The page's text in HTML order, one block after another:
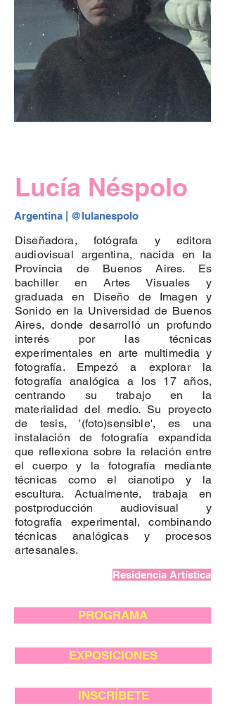
Lucía Néspolo
Argentina | @lulanespolo
Diseñadora, fotógrafa y editora
audiovisual argentina, nacida en la
Provincia de Buenos Aires. Es
bachiller en Artes Visuales y
graduada en Diseño de Imagen y
Sonido en la Universidad de Buenos
Aires, donde desarrolló un profundo
interés por las técnicas
experimentales en arte multimedia y
fotografía. Empezó a explorar la
fotografía analógica a los 17 años,
centrando su trabajo en la
materialidad del medio. Su proyecto
de tesis, '(foto)sensible', es una
instalación de fotografía expandida
que reflexiona sobre la relación entre
el cuerpo y la fotografía mediante
técnicas como el cianotipo y la
escultura. Actualmente, trabaja en
postproducción audiovisual y
fotografía experimental, combinando
técnicas analógicas y procesos
artesanales.
Residencia Artística
PROGRAMA
EXPOSICIONES
INSCRÍBETE